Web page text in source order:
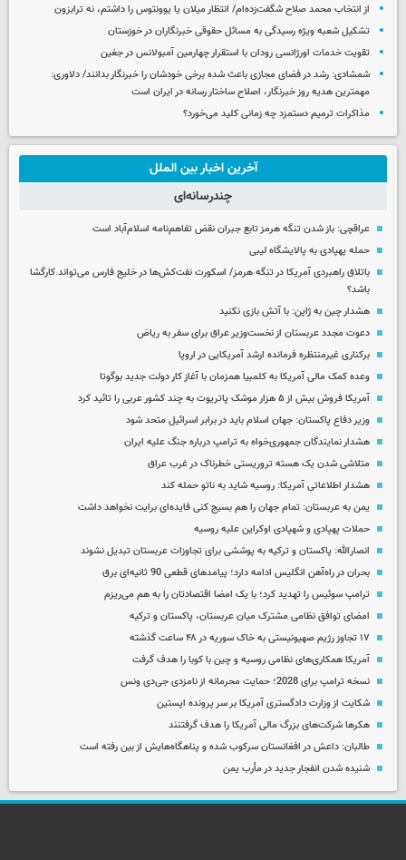
از انتخاب محمد صلاح شگفت‌زده‌ام/ انتظار میلان یا یوونتوس را داشتم، نه ترابزون
تشکیل شعبه ویژه رسیدگی به مسائل حقوقی خبرنگاران در خوزستان
تقویت خدمات اورژانسی رودان با استقرار چهارمین آمبولانس در جغین
شمشادی: رشد در فضای مجازی باعث شده برخی خودشان را خبرنگار بدانند/ دلاوری:
مهمترین هدیه‌ روز خبرنگار، اصلاح ساختار رسانه در ایران است
مذاکرات ترمیم دستمزد چه زمانی کلید می‌خورد؟
آخرین اخبار بین الملل
چندرسانه‌ای
عراقچی: باز شدن تنگه هرمز تابع جبران نقض تفاهم‌نامه اسلام‌آباد است
حمله پهپادی به پالایشگاه لیبی
باتلاق راهبردی آمریکا در تنگه هرمز/ اسکورت نفت‌کش‌ها در خلیج فارس می‌تواند کارگشا
باشد؟
هشدار چین به ژاپن: با آتش بازی نکنید
دعوت مجدد عربستان از نخست‌وزیر عراق برای سفر به ریاض
برکناری غیرمنتظره فرمانده ارشد آمریکایی در اروپا
وعده کمک مالی آمریکا به کلمبیا همزمان با آغاز کار دولت جدید بوگوتا
آمریکا فروش بیش از ۵ هزار موشک پاتریوت به چند کشور عربی را تائید کرد
وزیر دفاع پاکستان: جهان اسلام باید در برابر اسرائیل متحد شود
هشدار نمایندگان جمهوری‌خواه به ترامپ درباره جنگ علیه ایران
متلاشی شدن یک هسته تروریستی خطرناک در غرب عراق
هشدار اطلاعاتی آمریکا: روسیه شاید به ناتو حمله کند
یمن به عربستان: تمام جهان را هم بسیج کنی فایده‌ای برایت نخواهد داشت
حملات پهپادی و شهپادی اوکراین علیه روسیه
انصارالله: پاکستان و ترکیه به پوششی برای تجاوزات عربستان تبدیل نشوند
بحران در راه‌آهن انگلیس ادامه دارد؛ پیامدهای قطعی 90 ثانیه‌ای برق
ترامپ سوئیس را تهدید کرد؛ با یک امضا اقتصادتان را به هم می‌ریزم
امضای توافق نظامی مشترک میان عربستان، پاکستان و ترکیه
۱۷ تجاوز رژیم صهیونیستی به خاک سوریه در ۴۸ ساعت گذشته
آمریکا همکاری‌های نظامی روسیه و چین با کوبا را هدف گرفت
نسخه ترامپ برای 2028؛ حمایت محرمانه از نامزدی جی‌دی ونس
شکایت از وزارت دادگستری آمریکا بر سر پرونده اپستین
هکرها شرکت‌های بزرگ مالی آمریکا را هدف گرفتنند
طالبان: داعش در افغانستان سرکوب شده و پناهگاه‌هایش از بین رفته است
شنیده شدن انفجار جدید در مأرب یمن